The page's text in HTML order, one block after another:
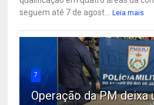
seguem até 7 de agost... Leia mais
7
Operação da PM deixa